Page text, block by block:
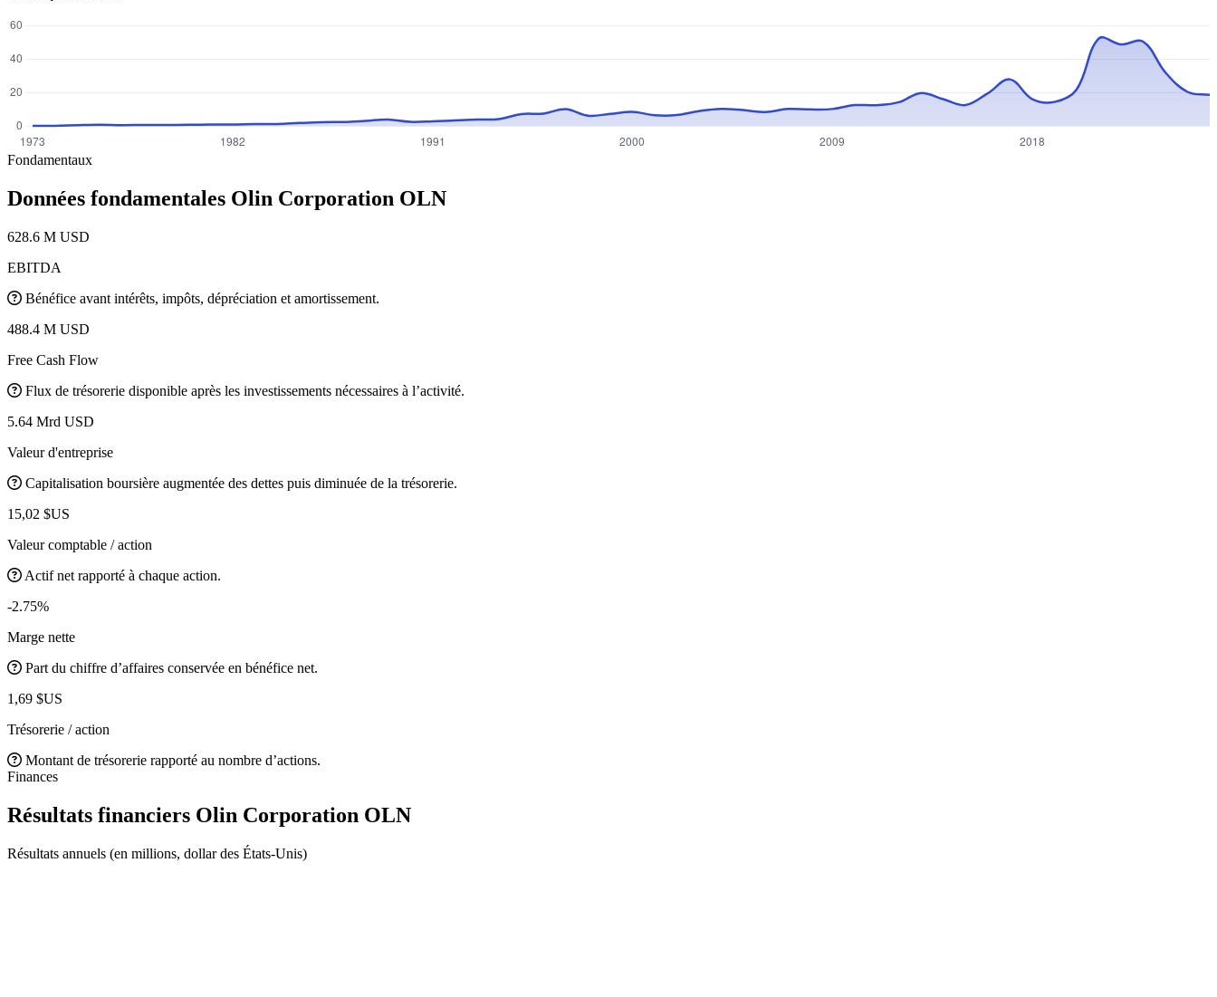
Fondamentaux
Données fondamentales Olin Corporation OLN
628.6 M USD
EBITDA
Bénéfice avant intérêts, impôts, dépréciation et amortissement.
488.4 M USD
Free Cash Flow
Flux de trésorerie disponible après les investissements nécessaires à l’activité.
5.64 Mrd USD
Valeur d'entreprise
Capitalisation boursière augmentée des dettes puis diminuée de la trésorerie.
15,02 $US
Valeur comptable / action
Actif net rapporté à chaque action.
-2.75%
Marge nette
Part du chiffre d’affaires conservée en bénéfice net.
1,69 $US
Trésorerie / action
Montant de trésorerie rapporté au nombre d’actions.
Finances
Résultats financiers Olin Corporation OLN
Résultats annuels (en millions, dollar des États-Unis)